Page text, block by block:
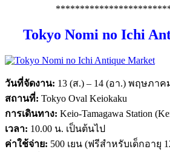
Tokyo Nomi no Ichi
วันที่จัดงาน: 13 (ส.) – 14 (อา.) พฤษภาค
สถานที่: Tokyo Oval Keiokaku
การเดินทาง: Keio-Tamagawa Station
เวลา: 10.00 น. เป็นต้นไป
ค่าใช้จ่าย: 500 เยน (ฟรีสำหรับเด็กอายุ